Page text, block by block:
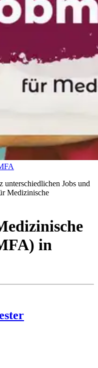
Jobs und
Medizinische
in